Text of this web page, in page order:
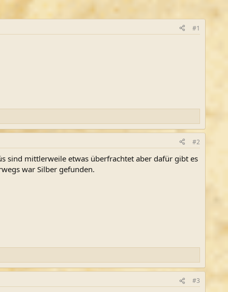
#1
#2
sind mittlerweile etwas überfrachtet aber dafür gibt es
war Silber gefunden.
#3